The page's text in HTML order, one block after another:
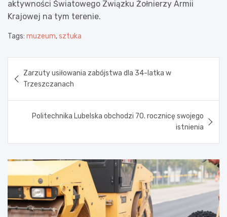
aktywności Światowego Związku Żołnierzy Armii
Krajowej na tym terenie.
Tags: muzeum,sztuka
wpisu
Zarzuty usiłowania zabójstwa dla 34-latka w
Trzeszczanach
Politechnika Lubelska obchodzi 70. rocznicę swojego
istnienia